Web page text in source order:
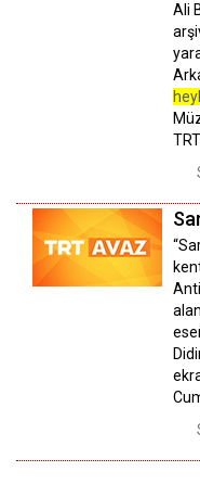
Ali